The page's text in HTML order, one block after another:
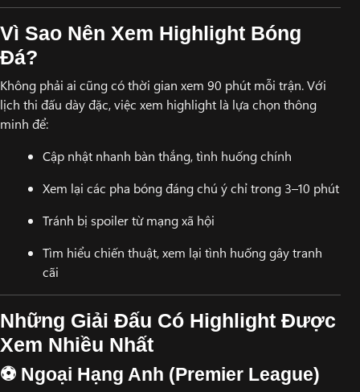
Vì Sao Nên Xem Highlight Bóng
Đá?
Không phải ai cũng có thời gian xem 90 phút mỗi trận. Với
lịch thi đấu dày đặc, việc xem highlight là lựa chọn thông
minh để:
Cập nhật nhanh bàn thắng, tình huống chính
Xem lại các pha bóng đáng chú ý chỉ trong 3–10 phút
Tránh bị spoiler từ mạng xã hội
Tìm hiểu chiến thuật, xem lại tình huống gây tranh
cãi
Những Giải Đấu Có Highlight Được
Xem Nhiều Nhất
⚽ Ngoại Hạng Anh (Premier League)